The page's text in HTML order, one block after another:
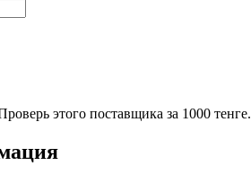
этого поставщика за 1000 тенге.